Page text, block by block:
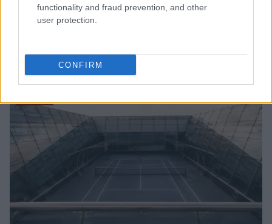
functionality and fraud prevention, and other
user protection.
CONFIRM
treccine nel circuito ATP
Francesca Lombardi · 8 Ago 2026